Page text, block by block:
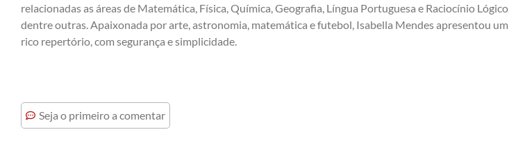
relacionadas as áreas de Matemática, Física, Química, Geografia, Língua Portuguesa e Raciocínio Lógico,
dentre outras. Apaixonada por arte, astronomia, matemática e futebol, Isabella Mendes apresentou um
rico repertório, com segurança e simplicidade.
Seja o primeiro a comentar